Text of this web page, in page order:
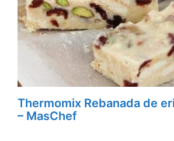
Thermomix Rebanada de
– MasChef